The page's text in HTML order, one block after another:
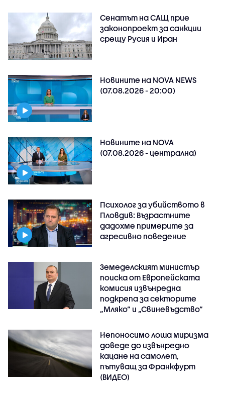
Сенатът на САЩ прие
законопроект за санкции
срещу Русия и Иран
Новините на NOVA NEWS
(07.08.2026 - 20:00)
Новините на NOVA
(07.08.2026 - централна)
Психолог за убийството в
Пловдив: Възрастните
дадохме примерите за
агресивно поведение
Земеделският министър
поиска от Европейската
комисия извънредна
подкрепа за секторите
„Мляко“ и „Свиневъдство“
Непоносимо лоша миризма
доведе до извънредно
кацане на самолет,
пътуващ за Франкфурт
(ВИДЕО)